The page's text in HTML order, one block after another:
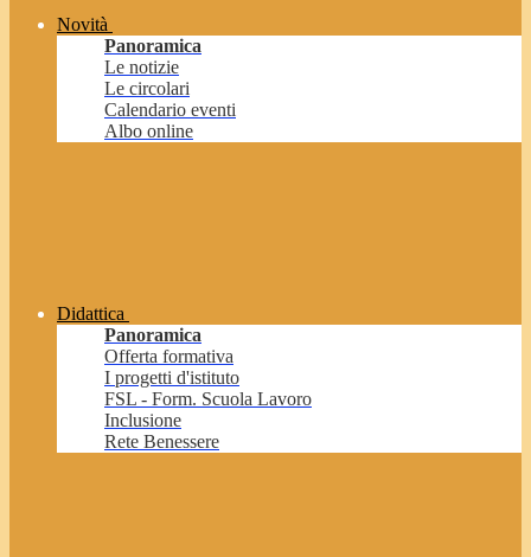
Novità
Panoramica
Le notizie
Le circolari
Calendario eventi
Albo online
Didattica
Panoramica
Offerta formativa
I progetti d'istituto
FSL - Form. Scuola Lavoro
Inclusione
Rete Benessere